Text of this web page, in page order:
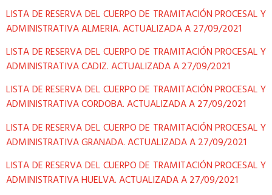
LISTA DE RESERVA DEL CUERPO DE TRAMITACIÓN PROCESAL Y
ADMINISTRATIVA ALMERIA. ACTUALIZADA A 27/09/2021
LISTA DE RESERVA DEL CUERPO DE TRAMITACIÓN PROCESAL Y
ADMINISTRATIVA CADIZ. ACTUALIZADA A 27/09/2021
LISTA DE RESERVA DEL CUERPO DE TRAMITACIÓN PROCESAL Y
ADMINISTRATIVA CORDOBA. ACTUALIZADA A 27/09/2021
LISTA DE RESERVA DEL CUERPO DE TRAMITACIÓN PROCESAL Y
ADMINISTRATIVA GRANADA. ACTUALIZADA A 27/09/2021
LISTA DE RESERVA DEL CUERPO DE TRAMITACIÓN PROCESAL Y
ADMINISTRATIVA HUELVA. ACTUALIZADA A 27/09/2021